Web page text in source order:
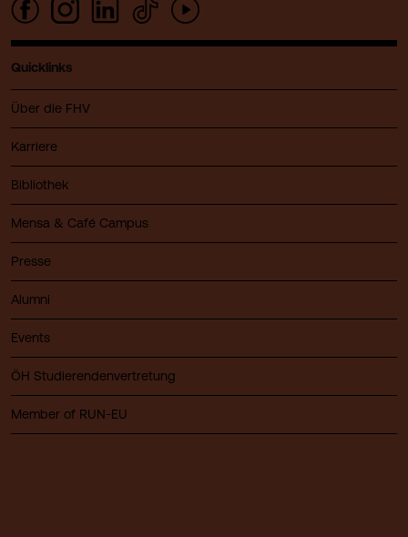
Quicklinks
Über die FHV
Karriere
Bibliothek
Mensa & Café Campus
Presse
Alumni
Events
ÖH Studierendenvertretung
Member of RUN-EU